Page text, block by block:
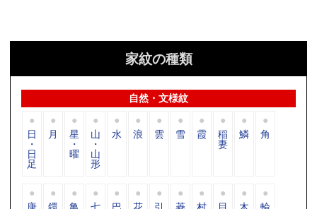
家紋の種類
自然・文様紋
日
・
日
足
月 星
・
曜
山
・
山
形
水 浪 雲 雪 霞 稲
妻
鱗 角